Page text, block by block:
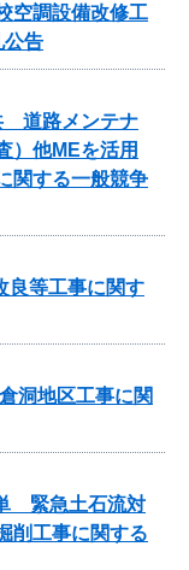
空調設備改修工
公告
道路メンテナ
）他MEを活用
関する一般競争
良等工事に関す
洞地区工事に関
緊急土石流対
削工事に関する